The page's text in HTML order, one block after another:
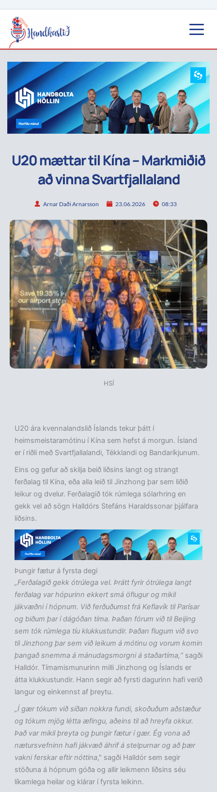
U20 mættar til Kína – Markmiðið
að vinna Svartfjallaland
Arnar Daði Arnarsson 23.06.2026 08:33
HSÍ
U20 ára kvennalandslið Íslands tekur þátt í
heimsmeistaramótinu í Kína sem hefst á morgun. Ísland
er í riðli með Svartfjallalandi, Tékklandi og Bandaríkjunum.
Eins og gefur að skilja beið liðsins langt og strangt
ferðalag til Kína, eða alla leið til Jinzhong þar sem liðið
leikur og dvelur. Ferðalagið tók rúmlega sólarhring en
gekk vel að sögn Halldórs Stefáns Haraldssonar þjálfara
liðsins.
Þungir fætur á fyrsta degi
„Ferðalagið gekk ótrúlega vel. Þrátt fyrir ótrúlega langt
ferðalag var hópurinn ekkert smá öflugur og mikil
jákvæðni í hópnum. Við ferðuðumst frá Keflavík til Parísar
og biðum þar í dágóðan tíma. Þaðan fórum við til Beijing
sem tók rúmlega tíu klukkustundir. Þaðan flugum við svo
til Jinzhong þar sem við leikum á mótinu og vorum komin
þangað snemma á mánudagsmorgni á staðartíma,“ sagði
Halldór. Tímamismunurinn milli Jinzhong og Íslands er
átta klukkustundir. Hann segir að fyrsti dagurinn hafi verið
langur og einkennst af þreytu.
„Í gær tókum við síðan nokkra fundi, skoðuðum aðstæður
og tókum mjög létta æfingu, aðeins til að hreyfa okkur.
Það var mikil þreyta og þungir fætur í gær. Ég vona að
nætursvefninn hafi jákvæð áhrif á stelpurnar og að þær
vakni ferskar eftir nóttina," sagði Halldór sem segir
stöðuna á hópnum góða og allir leikmenn liðsins séu
líkamlega heilar og klárar í fyrsta leikinn.